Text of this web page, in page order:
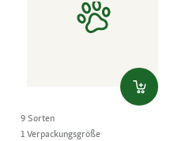
9 Sorten
1 Verpackungsgröße